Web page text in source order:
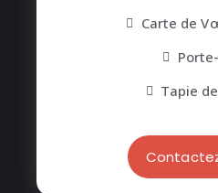
Carte de
Tapie